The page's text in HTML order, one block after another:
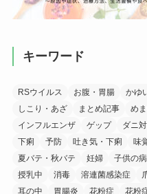
キーワード
RSウイルス お腹・胃腸 かゆ
しこり・あざ
まとめ記事 め
インフルエンザ
ゲップ ダニ
下痢
予防 吐き気・下痢 味
夏バテ・秋バテ
妊婦 子供の
授乳中
消毒 溶連菌感染症
耳の中
胃腸炎 花粉症 花粉